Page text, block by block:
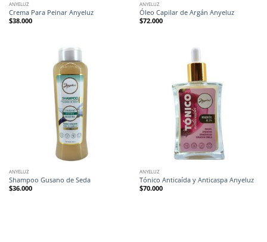
ANYELUZ
Crema Para Peinar Anyeluz
$38.000
ANYELUZ
Óleo Capilar de Argán Anyeluz
$72.000
ANYELUZ
Shampoo Gusano de Seda
$36.000
ANYELUZ
Tónico Anticaída y Anticaspa Anyeluz
$70.000